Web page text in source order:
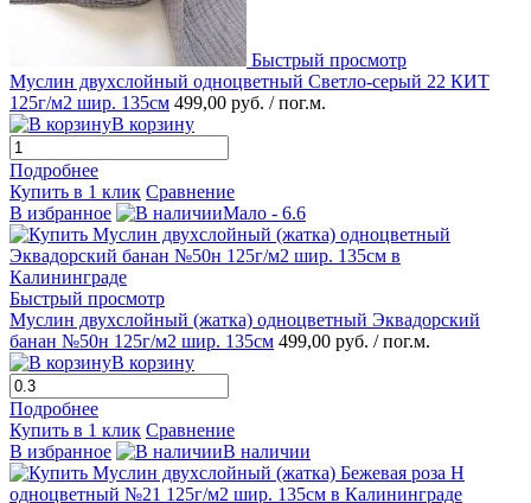
Быстрый просмотр
Муслин двухслойный одноцветный Светло-серый 22 КИТ
125г/м2 шир. 135см 499,00 руб. / пог.м.
В корзину
Подробнее
Купить в 1 клик Сравнение
В избранное
Мало - 6.6
Быстрый просмотр
Муслин двухслойный (жатка) одноцветный Эквадорский
банан №50н 125г/м2 шир. 135см 499,00 руб. / пог.м.
В корзину
Подробнее
Купить в 1 клик Сравнение
В избранное
В наличии